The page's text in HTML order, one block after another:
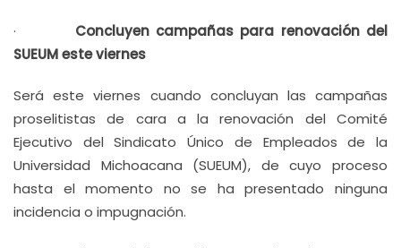
· Concluyen campañas para renovación del
SUEUM este viernes
Será este viernes cuando concluyan las campañas
proselitistas de cara a la renovación del Comité
Ejecutivo del Sindicato Único de Empleados de la
Universidad Michoacana (SUEUM), de cuyo proceso
hasta el momento no se ha presentado ninguna
incidencia o impugnación.